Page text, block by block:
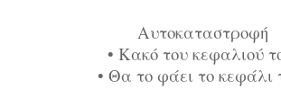
Αυτοκαταστροφή
• Κακό του κεφαλιού
• Θα το φάει το κεφάλι